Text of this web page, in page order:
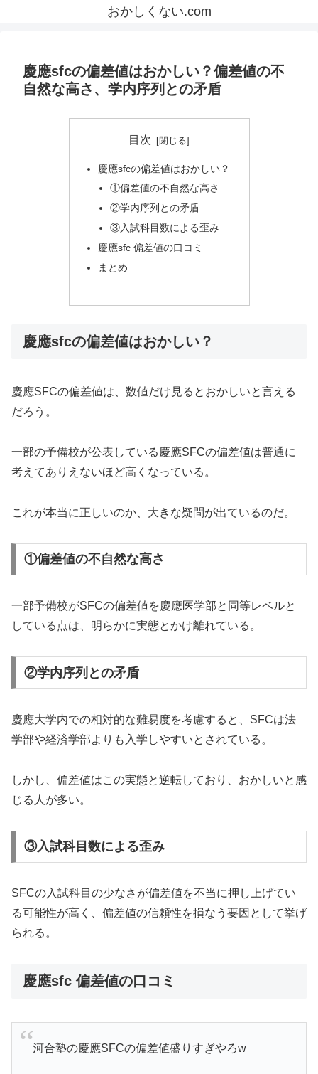
おかしくない.com
慶應sfcの偏差値はおかしい？偏差値の不
自然な高さ、学内序列との矛盾
目次
慶應sfcの偏差値はおかしい？
①偏差値の不自然な高さ
②学内序列との矛盾
③入試科目数による歪み
慶應sfc 偏差値の口コミ
まとめ
慶應sfcの偏差値はおかしい？
慶應SFCの偏差値は、数値だけ見るとおかしいと言える
だろう。
一部の予備校が公表している慶應SFCの偏差値は普通に
考えてありえないほど高くなっている。
これが本当に正しいのか、大きな疑問が出ているのだ。
①偏差値の不自然な高さ
一部予備校がSFCの偏差値を慶應医学部と同等レベルと
している点は、明らかに実態とかけ離れている。
②学内序列との矛盾
慶應大学内での相対的な難易度を考慮すると、SFCは法
学部や経済学部よりも入学しやすいとされている。
しかし、偏差値はこの実態と逆転しており、おかしいと感
じる人が多い。
③入試科目数による歪み
SFCの入試科目の少なさが偏差値を不当に押し上げてい
る可能性が高く、偏差値の信頼性を損なう要因として挙げ
られる。
慶應sfc 偏差値の口コミ
河合塾の慶應SFCの偏差値盛りすぎやろw